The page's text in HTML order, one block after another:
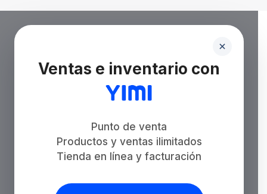
Ventas e inventario con
Punto de venta
Productos y ventas ilimitados
Tienda en línea y facturación